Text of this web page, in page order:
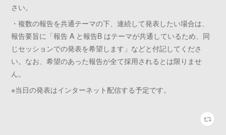
さい。
・複数の報告を共通テーマの下、連続して発表したい場合は、
報告要旨に「報告 A と報告B はテーマが共通しているため、同
じセッションでの発表を希望します」などと付記してくださ
い。なお、希望のあった報告が全て採用されるとは限りませ
ん。
※当日の発表はインターネット配信する予定です。